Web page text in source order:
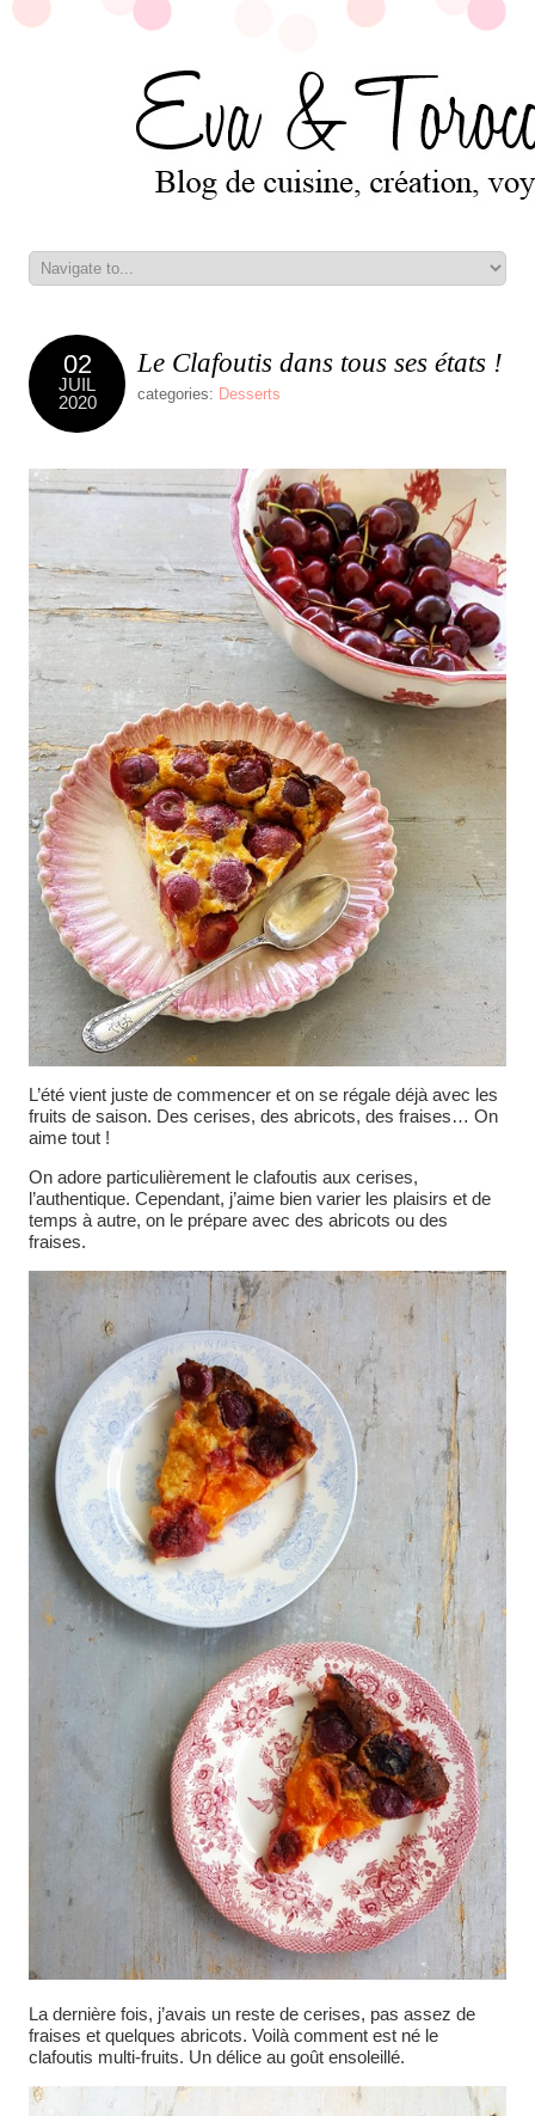
02
JUIL
2020
Le Clafoutis dans tous ses états !
categories: Desserts
L’été vient juste de commencer et on se régale déjà avec les
fruits de saison. Des cerises, des abricots, des fraises… On
aime tout !
On adore particulièrement le clafoutis aux cerises,
l’authentique. Cependant, j’aime bien varier les plaisirs et de
temps à autre, on le prépare avec des abricots ou des
fraises.
La dernière fois, j’avais un reste de cerises, pas assez de
fraises et quelques abricots. Voilà comment est né le
clafoutis multi-fruits. Un délice au goût ensoleillé.